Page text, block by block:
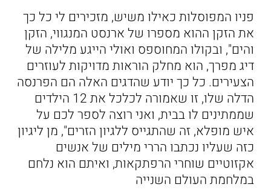
פניו המפוסלות כאילו משיש, מזכירים לי כל כך
את הזקן ההוא מספרו של ארנסט המנגווי, הזקן
והים", ובקולו המחוספס ואולי הייגע מלילה של
דיג מפרך, הוא מחלק הוראות מדויקות לעוזרים
הצעירים. כל כך יודע שהדגים האלה הם הפרנסה
הדלה שלו, זו שאמורה לכלכל את 12 הילדים
שממתינים לו בבית, ואני רוצה לספר לכם על
איש מופלא, זה שהתגייס ללגיון הזרים", מן ליגיון
כזה שעליו נכתבו הררי מילים של אנשים
אקזוטיים שוחרי הרפתקאות, ואיתם הוא נלחם
במלחמת העולם השנייה